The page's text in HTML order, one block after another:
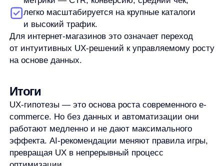
Продукты
anyQuery
anyRecs
anyReviews
anyImages
Материалы
Документация
по интеграции
Сведения
any-hello@tbank.ru
support@diginetica.com
Вакансии
Документы
Реквизиты
Лицензионный договор-оферта